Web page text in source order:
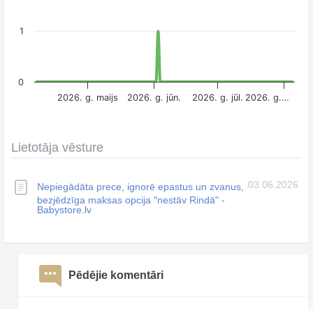
2026. g. maijs 2026. g. jūn. 2026. g. jūl. 2026. g.…
0
1
Lietotāja vēsture
Nepiegādāta prece, ignorē epastus un zvanus,
bezjēdzīga maksas opcija "nestāv Rindā" -
Babystore.lv
03.06.2026
Pēdējie komentāri